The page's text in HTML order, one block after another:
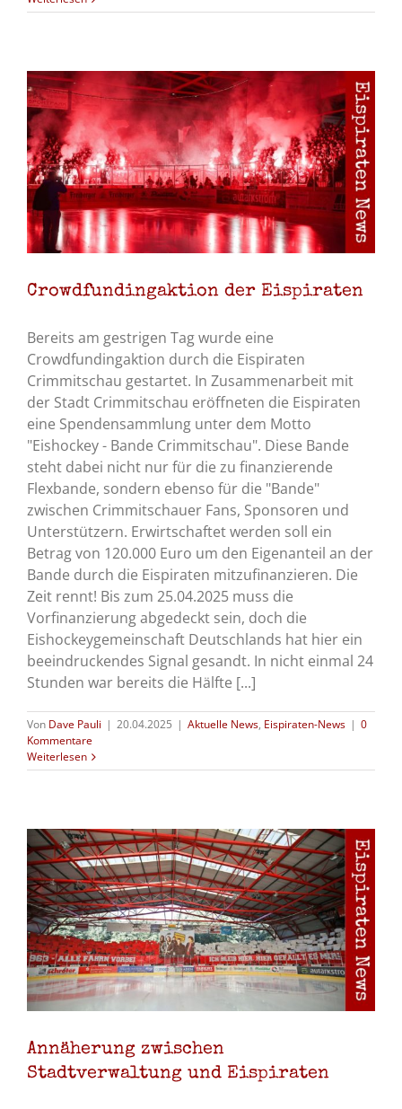
Crowdfundingaktion der Eispiraten
Bereits am gestrigen Tag wurde eine
Crowdfundingaktion durch die Eispiraten
Crimmitschau gestartet. In Zusammenarbeit mit
der Stadt Crimmitschau eröffneten die Eispiraten
eine Spendensammlung unter dem Motto
"Eishockey - Bande Crimmitschau". Diese Bande
steht dabei nicht nur für die zu finanzierende
Flexbande, sondern ebenso für die "Bande"
zwischen Crimmitschauer Fans, Sponsoren und
Unterstützern. Erwirtschaftet werden soll ein
Betrag von 120.000 Euro um den Eigenanteil an der
Bande durch die Eispiraten mitzufinanzieren. Die
Zeit rennt! Bis zum 25.04.2025 muss die
Vorfinanzierung abgedeckt sein, doch die
Eishockeygemeinschaft Deutschlands hat hier ein
beeindruckendes Signal gesandt. In nicht einmal 24
Stunden war bereits die Hälfte [...]
Von Dave Pauli | 20.04.2025 | Aktuelle News, Eispiraten-News | 0
Kommentare
Weiterlesen
Annäherung zwischen
Stadtverwaltung und Eispiraten